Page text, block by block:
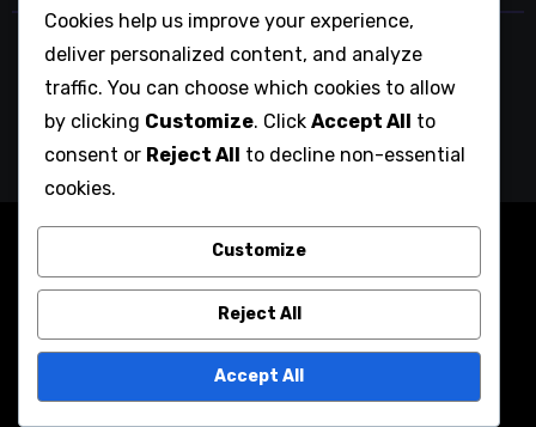
tankbar-leipzig.de
Cookie-Einstellungen
DatenschutzbestimmungenNutzungsbedingungen
Unsere Geschichte
Cookies help us improve your experience,
deliver personalized content, and analyze
traffic. You can choose which cookies to allow
by clicking Customize. Click Accept All to
consent or Reject All to decline non-essential
cookies.
Customize
Reject All
Accept All